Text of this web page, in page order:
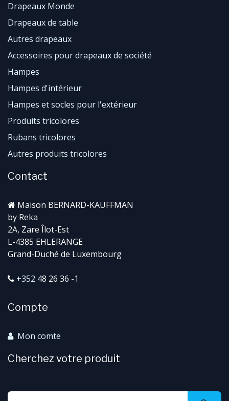
Drapeaux Monde
​Drapeaux de table
Autres drapeaux
Accessoires pour drapeaux de société
Hampes
Hampes d'intérieur
Hampes et socles pour l'extérieur
Produits tricolores
Rubans tricolores
Autres produits tricolores
Contact
Maison BERNARD-KAUFFMAN
by Reka
2A, Zare Îlot-Est
L-4385 EHLERANGE
Grand-Duché de Luxembourg
+352 48 26 36 -1
Compte
Mon comte
Cherchez votre produit